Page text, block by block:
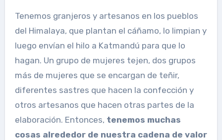
Tenemos granjeros y artesanos en los pueblos
del Himalaya, que plantan el cáñamo, lo limpian y
luego envían el hilo a Katmandú para que lo
hagan. Un grupo de mujeres tejen, dos grupos
más de mujeres que se encargan de teñir,
diferentes sastres que hacen la confección y
otros artesanos que hacen otras partes de la
elaboración. Entonces, tenemos muchas
cosas alrededor de nuestra cadena de valor